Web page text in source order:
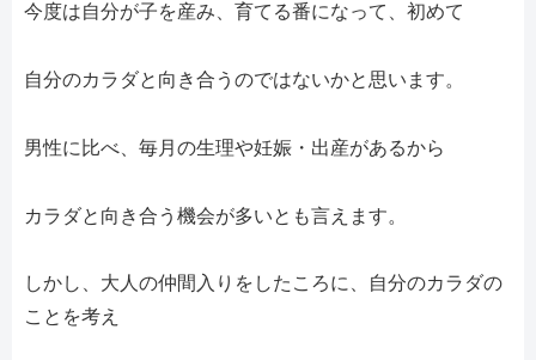
今度は自分が子を産み、育てる番になって、初めて
自分のカラダと向き合うのではないかと思います。
男性に比べ、毎月の生理や妊娠・出産があるから
カラダと向き合う機会が多いとも言えます。
しかし、大人の仲間入りをしたころに、自分のカラダの
ことを考え